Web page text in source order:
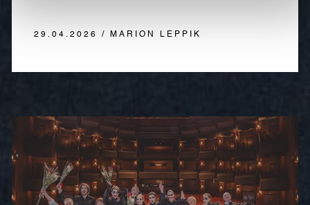
29.04.2026 / MARION LEPPIK